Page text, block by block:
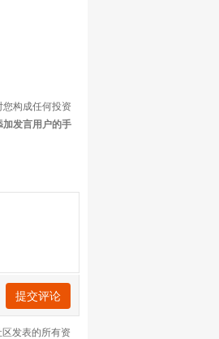
您构成任何投资
加发言用户的手
提交评论
发表的所有资